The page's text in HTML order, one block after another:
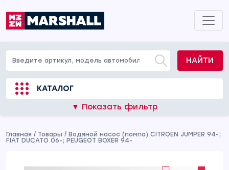
НАЙТИ
КАТАЛОГ
▼ Показать фильтр
Главная / Товары / Водяной насос (помпа) CITROEN JUMPER 94-;
FIAT DUCATO 06-; PEUGEOT BOXER 94-